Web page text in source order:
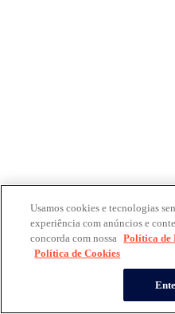
Usamos cookies e tecnologias
experiência com anúncios e
concorda com nossa Política de
Política de Cookies